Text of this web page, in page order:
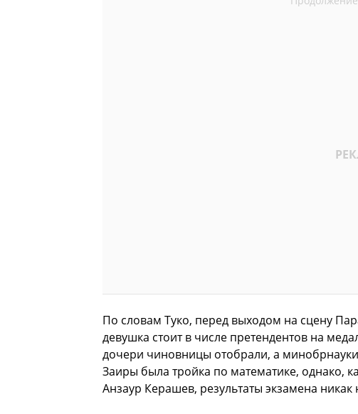
По словам Туко, перед выходом на сцену
девушка стоит в числе претендентов на
дочери чиновницы отобрали, а
Заиры была тройка по математике, однако,
Анзаур Керашев, результаты экзамена